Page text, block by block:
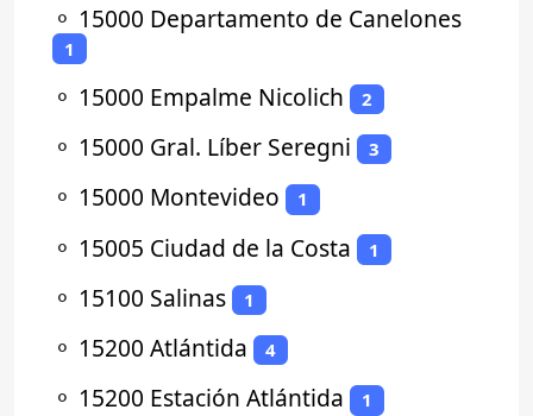
⚬ 15000 Departamento de Canelones
1
⚬ 15000 Empalme Nicolich 2
⚬ 15000 Gral. Líber Seregni 3
⚬ 15000 Montevideo 1
⚬ 15005 Ciudad de la Costa 1
⚬ 15100 Salinas 1
⚬ 15200 Atlántida 4
⚬ 15200 Estación Atlántida 1